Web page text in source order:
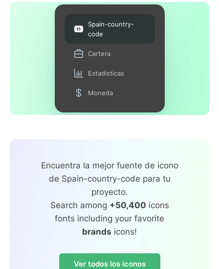
Spain-country-
code
Cartera
Estadísticas
Moneda
Encuentra la mejor fuente de icono
de Spain-country-code para tu
proyecto.
Search among +50,400 icons
fonts including your favorite
brands icons!
Ver todos los iconos